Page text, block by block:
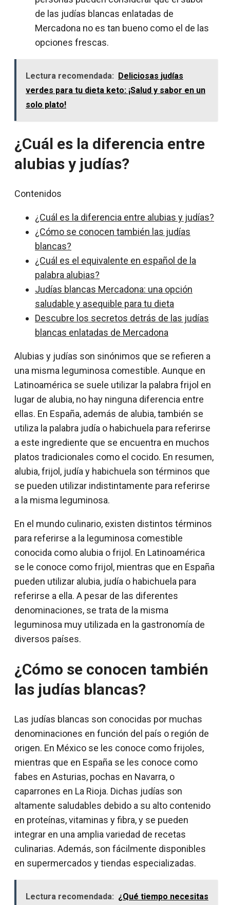
de las judías blancas enlatadas de
Mercadona no es tan bueno como el de las
opciones frescas.
Lectura recomendada: Deliciosas judías
verdes para tu dieta keto: ¡Salud y sabor en un
solo plato!
¿Cuál es la diferencia entre
alubias y judías?
Contenidos
¿Cuál es la diferencia entre alubias y judías?
¿Cómo se conocen también las judías
blancas?
¿Cuál es el equivalente en español de la
palabra alubias?
Judías blancas Mercadona: una opción
saludable y asequible para tu dieta
Descubre los secretos detrás de las judías
blancas enlatadas de Mercadona
Alubias y judías son sinónimos que se refieren a
una misma leguminosa comestible. Aunque en
Latinoamérica se suele utilizar la palabra frijol en
lugar de alubia, no hay ninguna diferencia entre
ellas. En España, además de alubia, también se
utiliza la palabra judía o habichuela para referirse
a este ingrediente que se encuentra en muchos
platos tradicionales como el cocido. En resumen,
alubia, frijol, judía y habichuela son términos que
se pueden utilizar indistintamente para referirse
a la misma leguminosa.
En el mundo culinario, existen distintos términos
para referirse a la leguminosa comestible
conocida como alubia o frijol. En Latinoamérica
se le conoce como frijol, mientras que en España
pueden utilizar alubia, judía o habichuela para
referirse a ella. A pesar de las diferentes
denominaciones, se trata de la misma
leguminosa muy utilizada en la gastronomía de
diversos países.
¿Cómo se conocen también
las judías blancas?
Las judías blancas son conocidas por muchas
denominaciones en función del país o región de
origen. En México se les conoce como frijoles,
mientras que en España se les conoce como
fabes en Asturias, pochas en Navarra, o
caparrones en La Rioja. Dichas judías son
altamente saludables debido a su alto contenido
en proteínas, vitaminas y fibra, y se pueden
integrar en una amplia variedad de recetas
culinarias. Además, son fácilmente disponibles
en supermercados y tiendas especializadas.
Lectura recomendada: ¿Qué tiempo necesitas